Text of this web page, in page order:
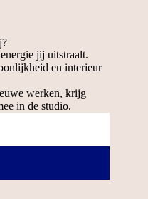
jij uitstraalt.
en interieur
werken, krijg
in de studio.